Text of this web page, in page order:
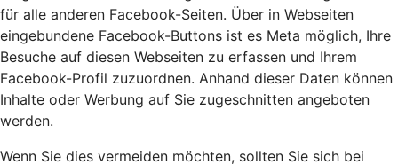
für alle anderen Facebook-Seiten. Über in Webseiten
eingebundene Facebook-Buttons ist es Meta möglich, Ihre
Besuche auf diesen Webseiten zu erfassen und Ihrem
Facebook-Profil zuzuordnen. Anhand dieser Daten können
Inhalte oder Werbung auf Sie zugeschnitten angeboten
werden.
Wenn Sie dies vermeiden möchten, sollten Sie sich bei